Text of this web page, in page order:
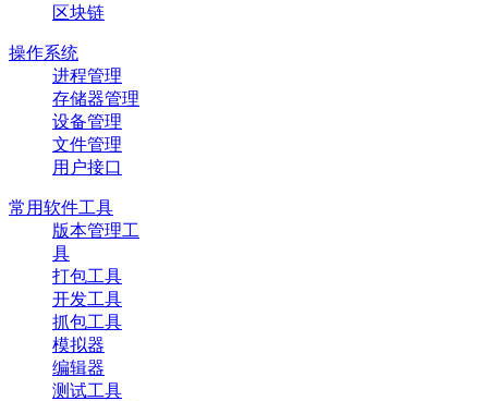
区块链
操作系统
进程管理
存储器管理
设备管理
文件管理
用户接口
常用软件工具
版本管理工
具
打包工具
开发工具
抓包工具
模拟器
编辑器
测试工具